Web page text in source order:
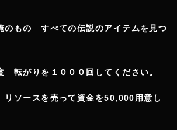
もの すべての伝説のアイテムを見つ
転がりを１０００回してください。
ソースを売って資金を50,000用意し